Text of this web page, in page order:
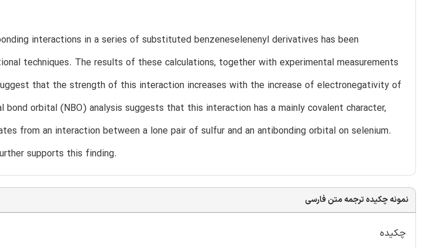
interactions in a series of substituted benzeneselenenyl derivatives has been
techniques. The results of these calculations, together with experimental measurements
that the strength of this interaction increases with the increase of electronegativity of
orbital (NBO) analysis suggests that this interaction has a mainly covalent character,
from an interaction between a lone pair of sulfur and an antibonding orbital on selenium.
supports this finding.
نمونه چکیده ترجمه متن فارسی
چکیده